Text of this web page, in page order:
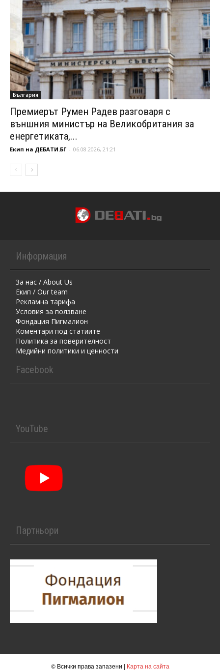
България
Премиерът Румен Радев разговаря с
външния министър на Великобритания за
енергетиката,...
Екип на ДЕБАТИ.БГ - 06.08.2026, 21:21
Информация
За нас / About Us
Екип / Our team
Рекламна тарифа
Условия за ползване
Фондация Пигмалион
Kоментaри под статиите
Политика за поверителност
Медийни политики и ценности
Facebook
YouTube
Партньори
© Всички права запазени | Карта на сайта